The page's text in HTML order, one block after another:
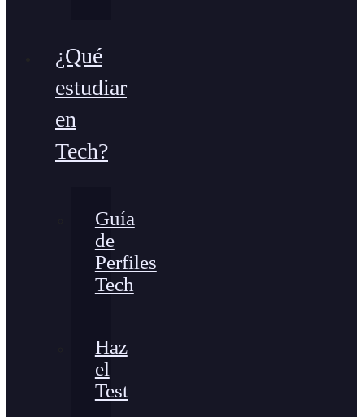
¿Qué
estudiar
en
Tech?
Guía
de
Perfiles
Tech
Haz
el
Test